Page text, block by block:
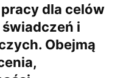
dla celów
i
Obejmą